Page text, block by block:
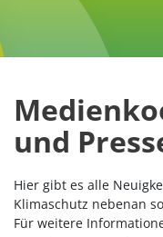
und
Hier gibt es alle
Klimaschutz nebenan
Für weitere
Der Ideenwettbewerb
Tipps & Infos
Über uns